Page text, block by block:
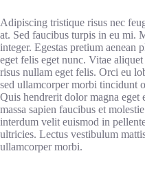
Adipiscing tristique risus nec
at. Sed faucibus turpis in eu mi.
integer. Egestas pretium aenean
eget felis eget nunc. Vitae
risus nullam eget felis. Orci eu
sed ullamcorper morbi tincidunt
Quis hendrerit dolor magna eget
massa sapien faucibus et
interdum velit euismod in
ultricies. Lectus vestibulum
ullamcorper morbi.